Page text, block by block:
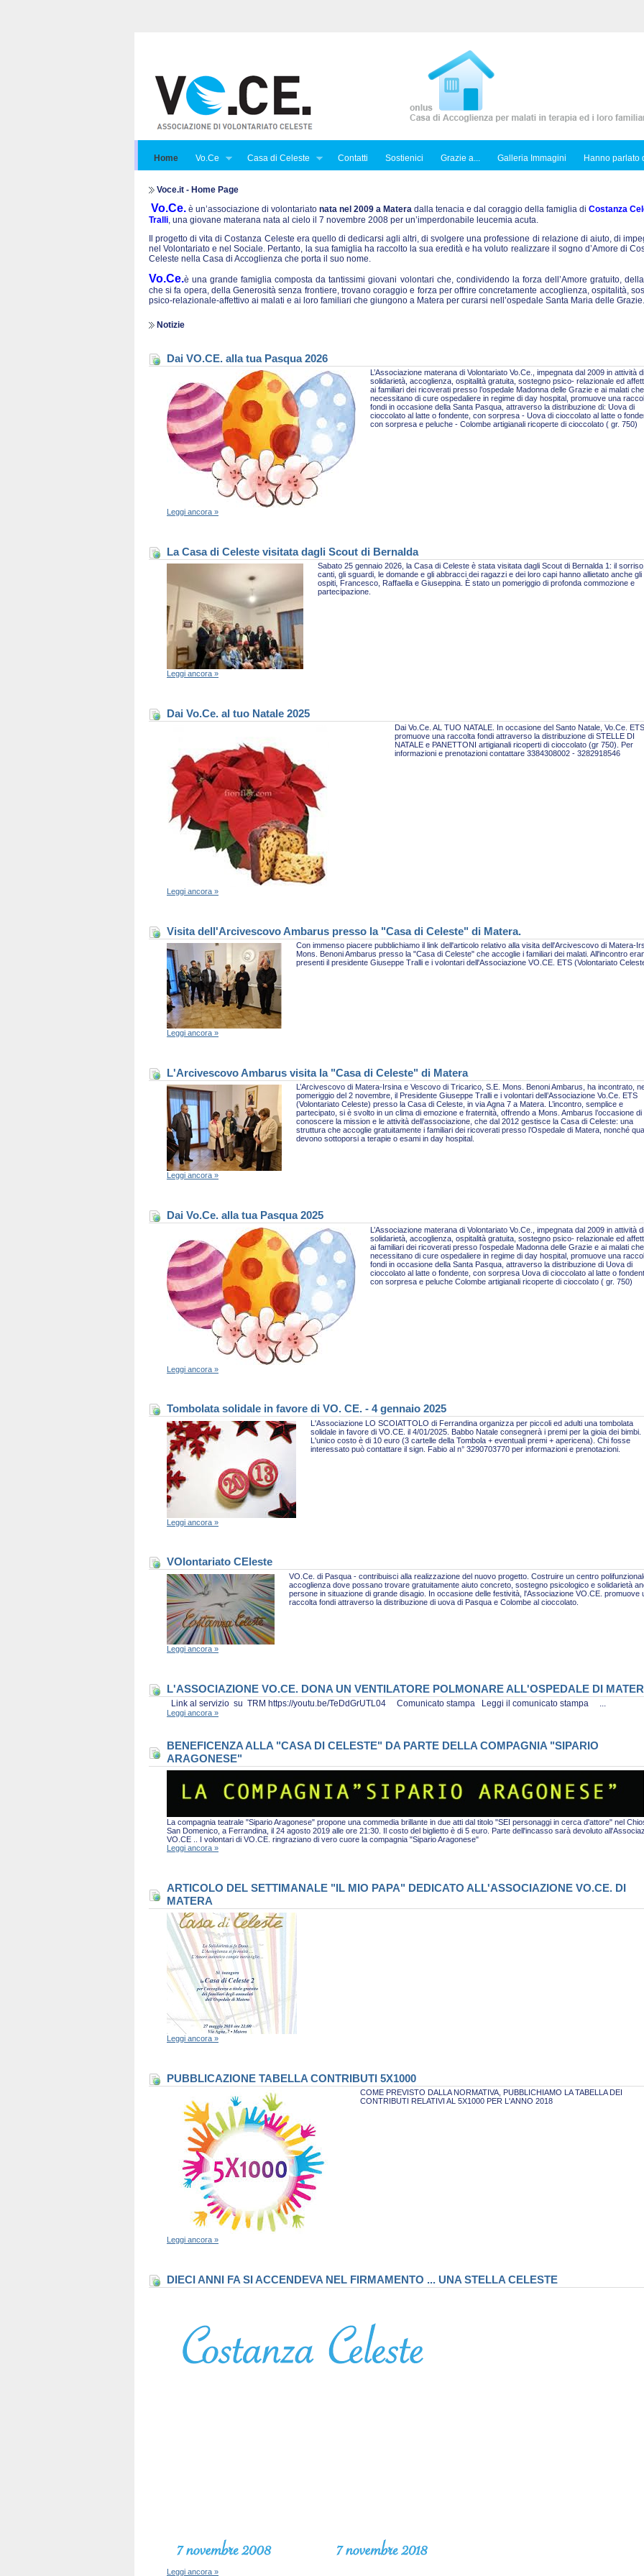
Home Vo.Ce Casa di Celeste Contatti Sostienici Grazie a... Galleria Immagini Hanno parlato
Voce.it - Home Page
Vo.Ce. è un’associazione di volontariato nata nel 2009 a Matera dalla tenacia e dal coraggio della famiglia di Costanza
Tralli, una giovane materana nata al cielo il 7 novembre 2008 per un’imperdonabile leucemia acuta.
Il progetto di vita di Costanza Celeste era quello di dedicarsi agli altri, di svolgere una professione di relazione di aiuto, di
nel Volontariato e nel Sociale. Pertanto, la sua famiglia ha raccolto la sua eredità e ha voluto realizzare il sogno d’Amore di
Celeste nella Casa di Accoglienza che porta il suo nome.
Vo.Ce.è una grande famiglia composta da tantissimi giovani volontari che, condividendo la forza dell’Amore gratuito,
che si fa opera, della Generosità senza frontiere, trovano coraggio e forza per offrire concretamente accoglienza, ospitalità,
psico-relazionale-affettivo ai malati e ai loro familiari che giungono a Matera per curarsi nell’ospedale Santa Maria delle Grazie.
Notizie
Dai VO.CE. alla tua Pasqua 2026
L’Associazione materana di Volontariato Vo.Ce., impegnata dal 2009 in attività di
solidarietà, accoglienza, ospitalità gratuita, sostegno psico- relazionale ed
ai familiari dei ricoverati presso l’ospedale Madonna delle Grazie e ai malati che
necessitano di cure ospedaliere in regime di day hospital, promuove una
fondi in occasione della Santa Pasqua, attraverso la distribuzione di: Uova di
cioccolato al latte o fondente, con sorpresa - Uova di cioccolato al latte o
con sorpresa e peluche - Colombe artigianali ricoperte di cioccolato ( gr. 750)
Leggi ancora »
La Casa di Celeste visitata dagli Scout di Bernalda
Sabato 25 gennaio 2026, la Casa di Celeste è stata visitata dagli Scout di Bernalda 1: il
canti, gli sguardi, le domande e gli abbracci dei ragazzi e dei loro capi hanno allietato anche gli
ospiti, Francesco, Raffaella e Giuseppina. È stato un pomeriggio di profonda commozione e
partecipazione.
Leggi ancora »
Dai Vo.Ce. al tuo Natale 2025
Dai Vo.Ce. AL TUO NATALE. In occasione del Santo Natale, Vo.Ce. ETS
promuove una raccolta fondi attraverso la distribuzione di STELLE DI
NATALE e PANETTONI artigianali ricoperti di cioccolato (gr 750). Per
informazioni e prenotazioni contattare 3384308002 - 3282918546
Leggi ancora »
Visita dell'Arcivescovo Ambarus presso la "Casa di Celeste" di Matera.
Con immenso piacere pubblichiamo il link dell'articolo relativo alla visita dell'Arcivescovo di Matera-
Mons. Benoni Ambarus presso la "Casa di Celeste" che accoglie i familiari dei malati. All'incontro
presenti il presidente Giuseppe Tralli e i volontari dell'Associazione VO.CE. ETS (Volontariato
Leggi ancora »
L'Arcivescovo Ambarus visita la "Casa di Celeste" di Matera
L’Arcivescovo di Matera-Irsina e Vescovo di Tricarico, S.E. Mons. Benoni Ambarus, ha incontrato,
pomeriggio del 2 novembre, il Presidente Giuseppe Tralli e i volontari dell’Associazione Vo.Ce. ETS
(Volontariato Celeste) presso la Casa di Celeste, in via Agna 7 a Matera. L’incontro, semplice e
partecipato, si è svolto in un clima di emozione e fraternità, offrendo a Mons. Ambarus l’occasione di
conoscere la mission e le attività dell’associazione, che dal 2012 gestisce la Casa di Celeste: una
struttura che accoglie gratuitamente i familiari dei ricoverati presso l’Ospedale di Matera, nonché
devono sottoporsi a terapie o esami in day hospital.
Leggi ancora »
Dai Vo.Ce. alla tua Pasqua 2025
L’Associazione materana di Volontariato Vo.Ce., impegnata dal 2009 in attività di
solidarietà, accoglienza, ospitalità gratuita, sostegno psico- relazionale ed
ai familiari dei ricoverati presso l’ospedale Madonna delle Grazie e ai malati che
necessitano di cure ospedaliere in regime di day hospital, promuove una
fondi in occasione della Santa Pasqua, attraverso la distribuzione di Uova di
cioccolato al latte o fondente, con sorpresa Uova di cioccolato al latte o
con sorpresa e peluche Colombe artigianali ricoperte di cioccolato ( gr. 750)
Leggi ancora »
Tombolata solidale in favore di VO. CE. - 4 gennaio 2025
L'Associazione LO SCOIATTOLO di Ferrandina organizza per piccoli ed adulti una tombolata
solidale in favore di VO.CE. il 4/01/2025. Babbo Natale consegnerà i premi per la gioia dei bimbi.
L'unico costo è di 10 euro (3 cartelle della Tombola + eventuali premi + apericena). Chi fosse
interessato può contattare il sign. Fabio al n° 3290703770 per informazioni e prenotazioni.
Leggi ancora »
VOlontariato CEleste
VO.Ce. di Pasqua - contribuisci alla realizzazione del nuovo progetto. Costruire un centro
accoglienza dove possano trovare gratuitamente aiuto concreto, sostegno psicologico e solidarietà
persone in situazione di grande disagio. In occasione delle festività, l'Associazione VO.CE. promuove
raccolta fondi attraverso la distribuzione di uova di Pasqua e Colombe al cioccolato.
Leggi ancora »
L'ASSOCIAZIONE VO.CE. DONA UN VENTILATORE POLMONARE ALL'OSPEDALE DI
Link al servizio su TRM https://youtu.be/TeDdGrUTL04 Comunicato stampa Leggi il comunicato stampa ...
Leggi ancora »
BENEFICENZA ALLA "CASA DI CELESTE" DA PARTE DELLA COMPAGNIA "SIPARIO
ARAGONESE"
La compagnia teatrale "Sipario Aragonese" propone una commedia brillante in due atti dal titolo "SEI personaggi in cerca d'attore" nel
San Domenico, a Ferrandina, il 24 agosto 2019 alle ore 21:30. Il costo del biglietto è di 5 euro. Parte dell'incasso sarà devoluto
VO.CE .. I volontari di VO.CE. ringraziano di vero cuore la compagnia "Sipario Aragonese"
Leggi ancora »
ARTICOLO DEL SETTIMANALE "IL MIO PAPA" DEDICATO ALL'ASSOCIAZIONE VO.CE. DI
MATERA
Leggi ancora »
PUBBLICAZIONE TABELLA CONTRIBUTI 5X1000
COME PREVISTO DALLA NORMATIVA, PUBBLICHIAMO LA TABELLA DEI
CONTRIBUTI RELATIVI AL 5X1000 PER L'ANNO 2018
Leggi ancora »
DIECI ANNI FA SI ACCENDEVA NEL FIRMAMENTO ... UNA STELLA CELESTE
Leggi ancora »